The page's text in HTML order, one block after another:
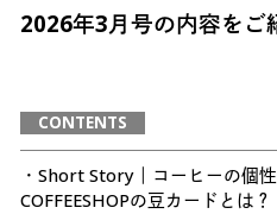
2026年3月号の内容をご
CONTENTS
・Short Story｜コーヒーの個
COFFEESHOPの豆カードとは？